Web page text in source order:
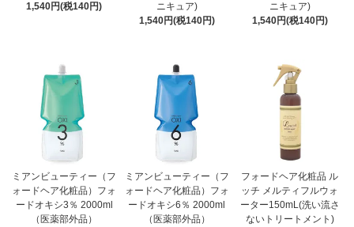
1,540円(税140円)
ニキュア)
1,540円(税140円)
ニキュア)
1,540円(税140円)
ミアンビューティー（フ
ォードヘア化粧品）フォ
ードオキシ3％ 2000ml
（医薬部外品）
ミアンビューティー（フ
ォードヘア化粧品）フォ
ードオキシ6％ 2000ml
（医薬部外品）
フォードヘア化粧品 ル
ッチ メルティフルウォ
ーター150mL(洗い流さ
ないトリートメント)